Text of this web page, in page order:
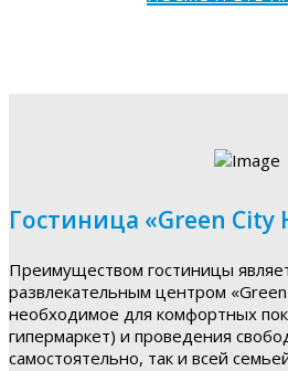
Гостиница «Green City
Преимуществом гостиницы
развлекательным центром «Green
необходимое для комфортных
гипермаркет) и проведения
самостоятельно, так и всей